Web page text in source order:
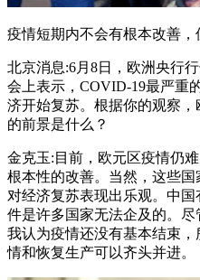
疫情短期内不会有根本改善
北京消息:6月8日，欧洲央行
会上表示，COVID-19最严重
济开始复苏。根据你的观察
的前景是什么？
金克玉:目前，欧元区疫情仍
根本性的改善。当然，这些国
对经济复苏表现出乐观。中
件是许多国家无法企及的。
我认为疫情还没有基本结束
情和恢复生产可以齐头并进。